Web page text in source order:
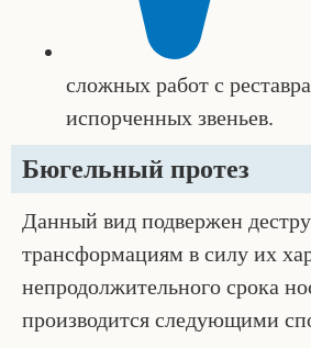
сложных работ с
испорченных звеньев.
Бюгельный протез
Данный вид подвержен
трансформациям в силу их
непродолжительного срока
производится следующими